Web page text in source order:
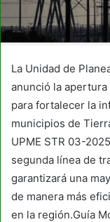
La Unidad de
anunció la
para fortalecer la
municipios de
UPME STR 03-
segunda línea de
garantizará una
de manera más
en la región.Guía